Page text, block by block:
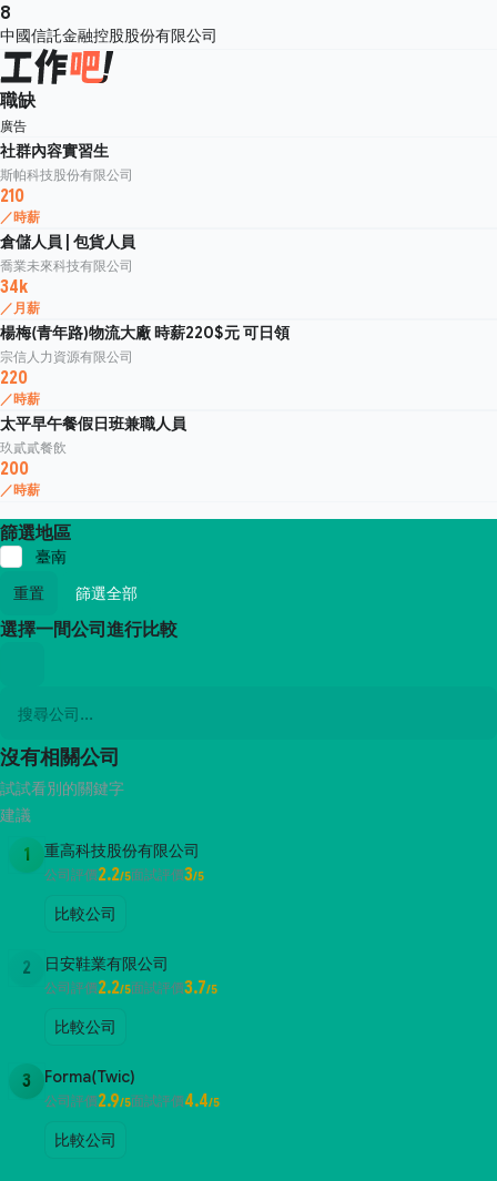
8
中國信託金融控股股份有限公司
職缺
廣告
社群內容實習生
斯帕科技股份有限公司
210
／時薪
倉儲人員 | 包貨人員
喬業未來科技有限公司
34k
／月薪
楊梅(青年路)物流大廠 時薪220$元 可日領
宗信人力資源有限公司
220
／時薪
太平早午餐假日班兼職人員
玖貳貳餐飲
200
／時薪
篩選地區
臺南
重置
篩選全部
選擇一間公司進行比較
沒有相關公司
試試看別的關鍵字
建議
1 重高科技股份有限公司
公司評價2.2/5面試評價3/5
比較公司
2 日安鞋業有限公司
公司評價2.2/5面試評價3.7/5
比較公司
3 Forma(Twic)
公司評價2.9/5面試評價4.4/5
比較公司